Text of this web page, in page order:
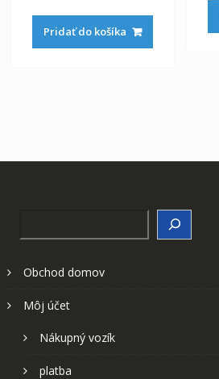
Pridať do košíka
Obchod domov
Môj účet
Nákupný vozík
platba